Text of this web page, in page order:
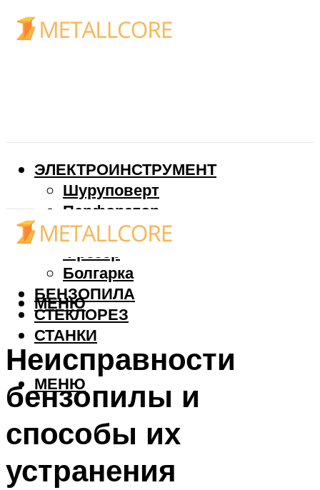
ЭЛЕКТРОИНСТРУМЕНТ
Шуруповерт
Перфоратор
Дрель
Фрезер
Болгарка
БЕНЗОПИЛА
СТЕКЛОРЕЗ
СТАНКИ
МЕНЮ
МЕНЮ
Неисправности
бензопилы и
способы их
устранения